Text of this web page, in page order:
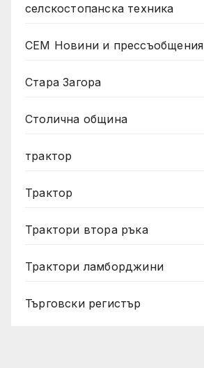
селскостопанска техника
СЕМ Новини и прессъобщения
Стара Загора
Столична община
трактор
Трактор
Трактори втора ръка
Трактори ламборджини
Търговски регистър